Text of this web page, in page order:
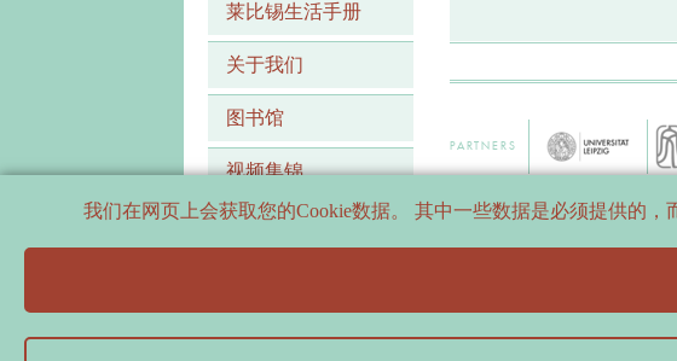
莱比锡生活手册
关于我们
图书馆
视频集锦
档案
PARTNERS
SUPPORTERS
我们在网页上会获取您的Cookie数据。 其中一些数据是必须提供的